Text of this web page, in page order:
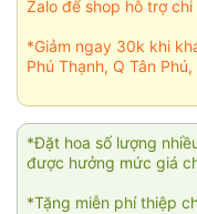
Zalo để shop hỗ trợ chi
*Giảm ngay 30k khi
Phú Thạnh, Q Tân
*Đặt hoa số lượng
được hưởng mức giá
*Tặng miễn phí thiệp